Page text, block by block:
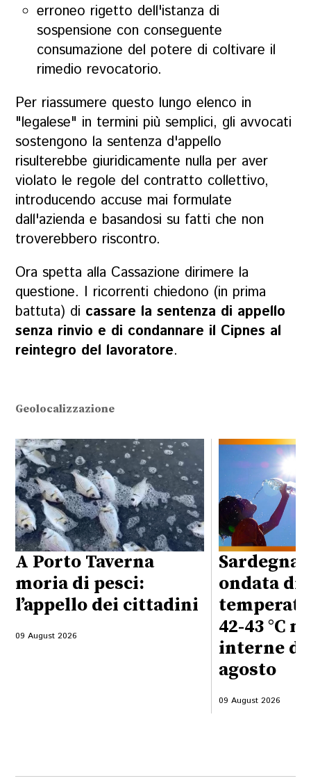
erroneo rigetto dell'istanza di
sospensione con conseguente
consumazione del potere di coltivare il
rimedio revocatorio.
Per riassumere questo lungo elenco in
"legalese" in termini più semplici, gli avvocati
sostengono la sentenza d'appello
risulterebbe giuridicamente nulla per aver
violato le regole del contratto collettivo,
introducendo accuse mai formulate
dall'azienda e basandosi su fatti che non
troverebbero riscontro.
Ora spetta alla Cassazione dirimere la
questione. I ricorrenti chiedono (in prima
battuta) di cassare la sentenza di appello
senza rinvio e di condannare il Cipnes al
reintegro del lavoratore.
Geolocalizzazione
A Porto Taverna
moria di pesci:
l’appello dei cittadini
09 August 2026
Sardegna,
ondata di
42-43 °C
interne
agosto
09 August 2026